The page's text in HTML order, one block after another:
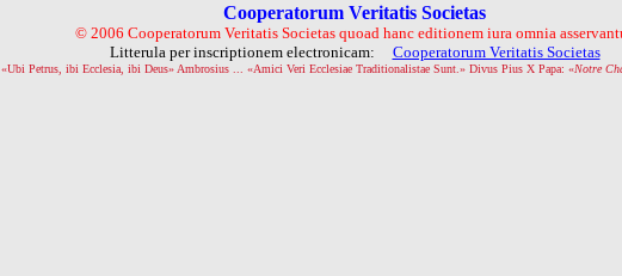
Cooperatorum Veritatis Societas
© 2006 Cooperatorum Veritatis Societas quoad hanc editionem iura omnia
Litterula per inscriptionem electronicam: Cooperatorum Veritatis Societas
«Ubi Petrus, ibi Ecclesia, ibi Deus» Ambrosius ... «Amici Veri Ecclesiae Traditionalistae Sunt.» Divus Pius X Papa: «Notre